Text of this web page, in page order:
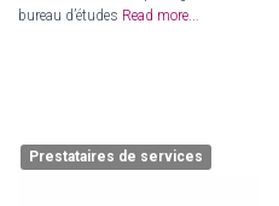
bureau d’études Read more...
Prestataires de services